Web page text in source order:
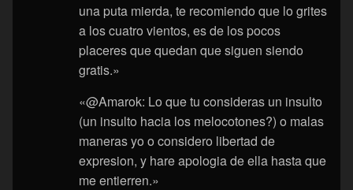
una puta mierda, te recomiendo que lo grites
a los cuatro vientos, es de los pocos
placeres que quedan que siguen siendo
gratis.»
«@Amarok: Lo que tu consideras un insulto
(un insulto hacia los melocotones?) o malas
maneras yo o considero libertad de
expresion, y hare apologia de ella hasta que
me entierren.»